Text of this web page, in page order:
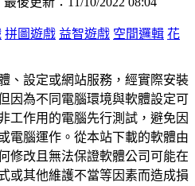
拼圖遊戲 益智遊戲 空間邏輯 花
、設定或網站服務，經實際安裝
因為不同電腦環境與軟體設定可
工作用的電腦先行測試，避免因
電腦運作。從本站下載的軟體由
修改且無法保證軟體公司可能在
或其他維護不當等因素而造成損